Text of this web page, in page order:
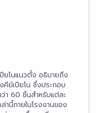
ยโนแนวตั้ง อธิบายถึง
คีย์เปียโน ซึ่งประกอบ
า 60 ชิ้นสำหรับแต่ละ
านี้ภายในโรงงานของ